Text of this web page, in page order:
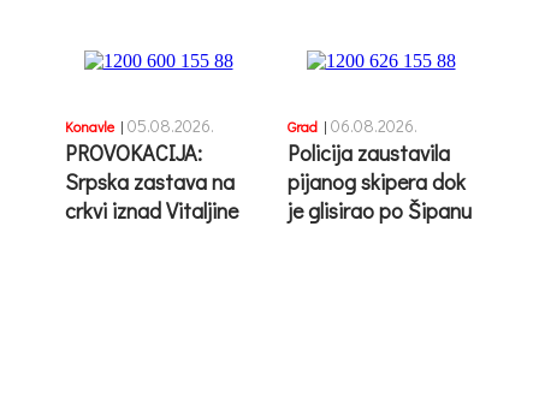
Konavle | 05.08.2026.
PROVOKACIJA:
Srpska zastava na
crkvi iznad Vitaljine
Grad | 06.08.2026.
Policija zaustavila
pijanog skipera dok
je glisirao po Šipanu